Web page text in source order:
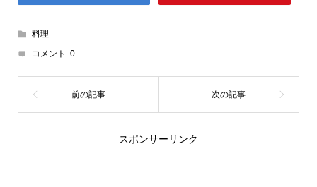
料理
コメント: 0
スポンサーリンク